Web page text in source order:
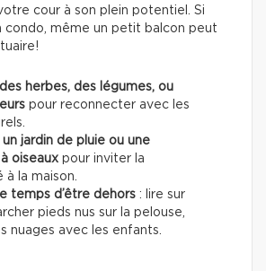
cour à son plein potentiel. Si
condo, même un petit balcon peut
herbes, des légumes, ou
pour reconnecter avec les
un jardin de pluie ou une
oiseaux pour inviter la
la maison.
temps d’être dehors : lire sur
pieds nus sur la pelouse,
nuages avec les enfants.